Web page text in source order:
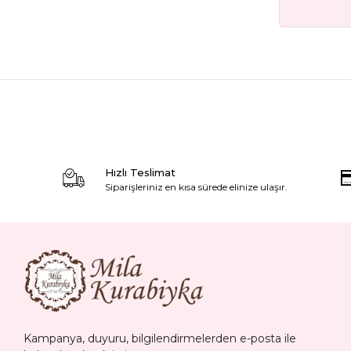
Hızlı Teslimat
Siparişleriniz en kısa sürede elinize ulaşır.
Kampanya, duyuru, bilgilendirmelerden e-posta ile